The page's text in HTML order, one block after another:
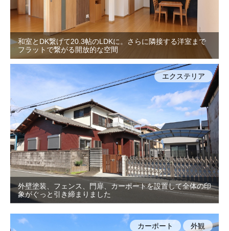
和室とDK繋げて20.3帖のLDKに。さらに隣接する洋室まで
フラットで繋がる開放的な空間
外壁塗装、フェンス、門扉、カーポートを設置して全体の印
象がぐっと引き締まりました
エクステリア
カーポート 外観